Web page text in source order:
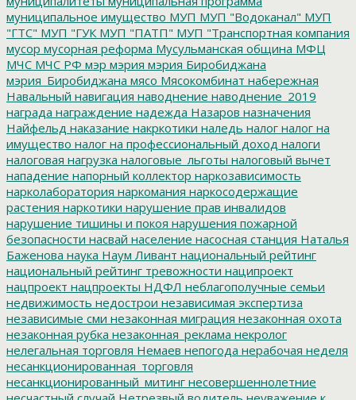
муниципальное имущество МУП МУП "Водоканал" МУП
"ГТС" МУП "ГУК МУП "ПАТП" МУП "Транспортная компания
мусор мусорная реформа Мусульманская община МФЦ
МЧС МЧС РФ мэр мэрия мэрия Биробиджана
мэрия_Биробиджана мясо Мясокомбинат набережная
Навальный навигация наводнение наводнение_2019
награда награждение надежда Назаров назначения
Найфельд наказание накркотики наледь налог налог на
имущество налог на профессиональный доход налоги
налоговая нагрузка налоговые_льготы налоговый вычет
нападение напорный коллектор наркозависимость
нарколаборатория наркомания наркосодержащие
растения наркотики нарушение прав инвалидов
нарушение тишины и покоя нарушения пожарной
безопасности насвай население насосная станция Наталья
Баженова наука Наум Ливант национальный рейтинг
национальный рейтинг тревожности наципроект
нацпроект нацпроекты НДФЛ неблагополучные семьи
недвижимость недострои независимая экспертиза
независимые сми незаконная миграция незаконная охота
незаконная рубка незаконная_реклама некролог
нелегальная торговля Немаев непогода нерабочая неделя
несанкционированная_торговля
несанкционированный_митинг несовершеннолетние